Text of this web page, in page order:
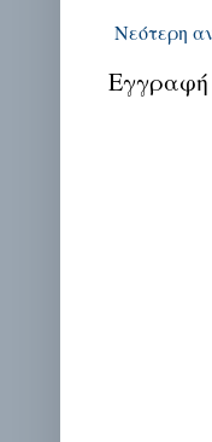
Νεότερη
Εγγραφή